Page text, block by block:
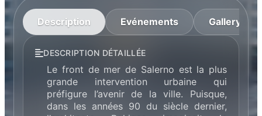
Description Evénements Gallery
DESCRIPTION DÉTAILLÉE
Le front de mer de Salerno est la plus
grande intervention urbaine qui
préfigure l’avenir de la ville. Puisque,
dans les années 90 du siècle dernier,